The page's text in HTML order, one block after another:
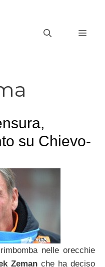
su Chievo-
nelle orecchie
Zemanche ha deciso